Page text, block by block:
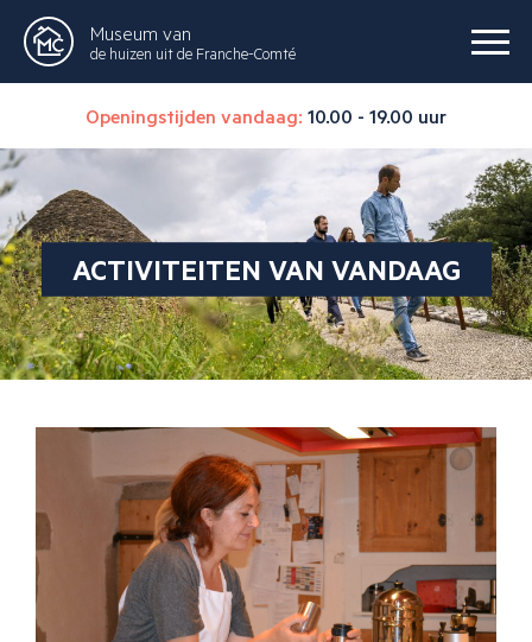
Museum van
de huizen uit de Franche-Comté
Openingstijden vandaag: 10.00 - 19.00 uur
ACTIVITEITEN VAN VANDAAG